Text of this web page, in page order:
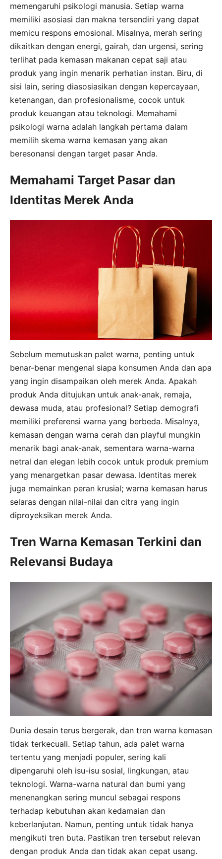
memengaruhi psikologi manusia. Setiap warna
memiliki asosiasi dan makna tersendiri yang dapat
memicu respons emosional. Misalnya, merah sering
dikaitkan dengan energi, gairah, dan urgensi, sering
terlihat pada kemasan makanan cepat saji atau
produk yang ingin menarik perhatian instan. Biru, di
sisi lain, sering diasosiasikan dengan kepercayaan,
ketenangan, dan profesionalisme, cocok untuk
produk keuangan atau teknologi. Memahami
psikologi warna adalah langkah pertama dalam
memilih skema warna kemasan yang akan
beresonansi dengan target pasar Anda.
Memahami Target Pasar dan
Identitas Merek Anda
Sebelum memutuskan palet warna, penting untuk
benar-benar mengenal siapa konsumen Anda dan apa
yang ingin disampaikan oleh merek Anda. Apakah
produk Anda ditujukan untuk anak-anak, remaja,
dewasa muda, atau profesional? Setiap demografi
memiliki preferensi warna yang berbeda. Misalnya,
kemasan dengan warna cerah dan playful mungkin
menarik bagi anak-anak, sementara warna-warna
netral dan elegan lebih cocok untuk produk premium
yang menargetkan pasar dewasa. Identitas merek
juga memainkan peran krusial; warna kemasan harus
selaras dengan nilai-nilai dan citra yang ingin
diproyeksikan merek Anda.
Tren Warna Kemasan Terkini dan
Relevansi Budaya
Dunia desain terus bergerak, dan tren warna kemasan
tidak terkecuali. Setiap tahun, ada palet warna
tertentu yang menjadi populer, sering kali
dipengaruhi oleh isu-isu sosial, lingkungan, atau
teknologi. Warna-warna natural dan bumi yang
menenangkan sering muncul sebagai respons
terhadap kebutuhan akan kedamaian dan
keberlanjutan. Namun, penting untuk tidak hanya
mengikuti tren buta. Pastikan tren tersebut relevan
dengan produk Anda dan tidak akan cepat usang.